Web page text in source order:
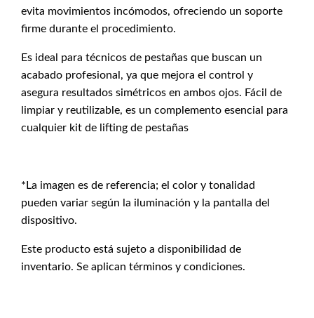
evita movimientos incómodos, ofreciendo un soporte
firme durante el procedimiento.
Es ideal para técnicos de pestañas que buscan un
acabado profesional, ya que mejora el control y
asegura resultados simétricos en ambos ojos. Fácil de
limpiar y reutilizable, es un complemento esencial para
cualquier kit de lifting de pestañas
*La imagen es de referencia; el color y tonalidad
pueden variar según la iluminación y la pantalla del
dispositivo.
Este producto está sujeto a disponibilidad de
inventario. Se aplican términos y condiciones.